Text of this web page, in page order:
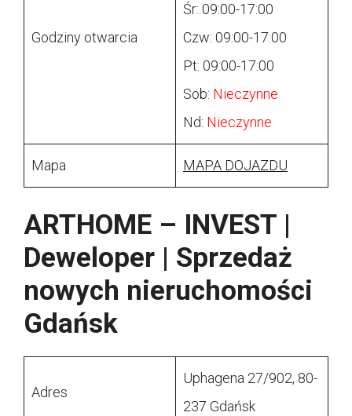
Godziny otwarcia
Śr: 09:00-17:00
Czw: 09:00-17:00
Pt: 09:00-17:00
Sob: Nieczynne
Nd: Nieczynne
Mapa MAPA DOJAZDU
ARTHOME – INVEST |
Deweloper | Sprzedaż
nowych nieruchomości
Gdańsk
Adres
Uphagena 27/902, 80-
237 Gdańsk